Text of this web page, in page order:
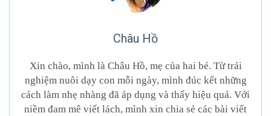
Châu Hồ
Xin chào, mình là Châu Hồ, mẹ của hai bé. Từ trải
nghiệm nuôi dạy con mỗi ngày, mình đúc kết những
cách làm nhẹ nhàng đã áp dụng và thấy hiệu quả. Với
niềm đam mê viết lách, mình xin chia sẻ các bài viết